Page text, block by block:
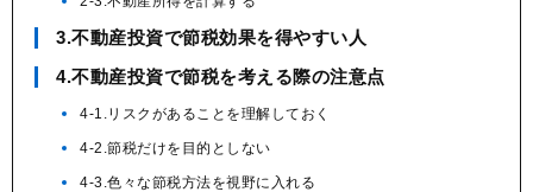
3.不動産投資で節税効果を得やすい人
4.不動産投資で節税を考える際の注意点
4-1.リスクがあることを理解しておく
4-2.節税だけを目的としない
4-3.色々な節税方法を視野に入れる